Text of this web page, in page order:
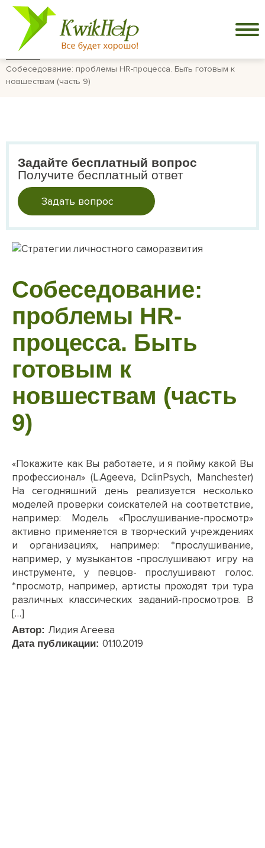
Собеседование: проблемы HR-процесса. Быть готовым к
новшествам (часть 9)
Задайте бесплатный вопрос
Получите бесплатный ответ
Задать вопрос
Собеседование:
проблемы HR-
процесса. Быть
готовым к
новшествам (часть
9)
«Покажите как Вы работаете, и я пойму какой Вы
профессионал» (L.Ageeva, DclinPsych, Manchester)
На сегодняшний день реализуется несколько
моделей проверки соискателей на соответствие,
например: Модель «Прослушивание-просмотр»
активно применяется в творческий учреждениях
и организациях, например: *прослушивание,
например, у музыкантов -прослушивают игру на
инструменте, у певцов- прослушивают голос.
*просмотр, например, артисты проходят три тура
различных классических заданий-просмотров. В
[…]
Автор: Лидия Агеева
Дата публикации: 01.10.2019